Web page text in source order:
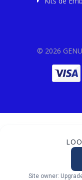
© 2026
Site owner: